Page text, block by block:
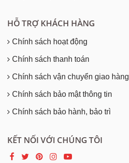
HỖ TRỢ KHÁCH HÀNG
Chính sách hoạt động
Chính sách thanh toán
Chính sách vận chuyển giao hàng
Chính sách bảo mật thông tin
Chính sách bảo hành, bảo trì
KẾT NỐI VỚI CHÚNG TÔI